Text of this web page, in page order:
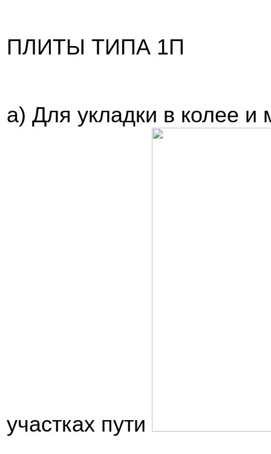
ПЛИТЫ ТИПА 1П
а) Для укладки в колее
участках пути